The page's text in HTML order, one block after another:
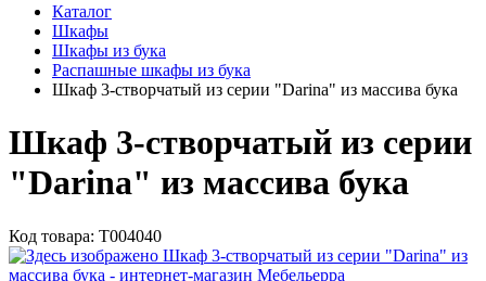
Каталог
Шкафы
Шкафы из бука
Распашные шкафы из бука
Шкаф 3-створчатый из серии "Darina" из массива бука
Шкаф 3-створчатый из серии
"Darina" из массива бука
Код товара: Т004040